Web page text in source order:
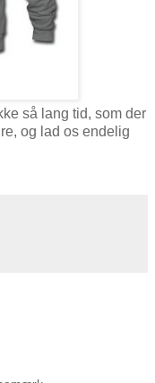
så lang tid, som der
og lad os endelig